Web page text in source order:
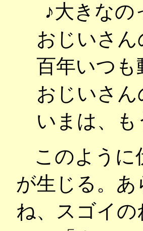
♪大きなの
おじいさん
百年いつも
おじいさ
いまは、
このように
が生じる。
ね、スゴイ